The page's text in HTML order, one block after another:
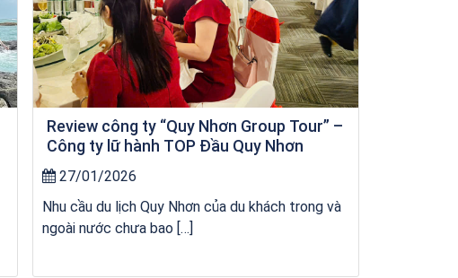
Review công ty “Quy Nhơn Group Tour” –
Công ty lữ hành TOP Đầu Quy Nhơn
27/01/2026
Nhu cầu du lịch Quy Nhơn của du khách trong và
ngoài nước chưa bao […]